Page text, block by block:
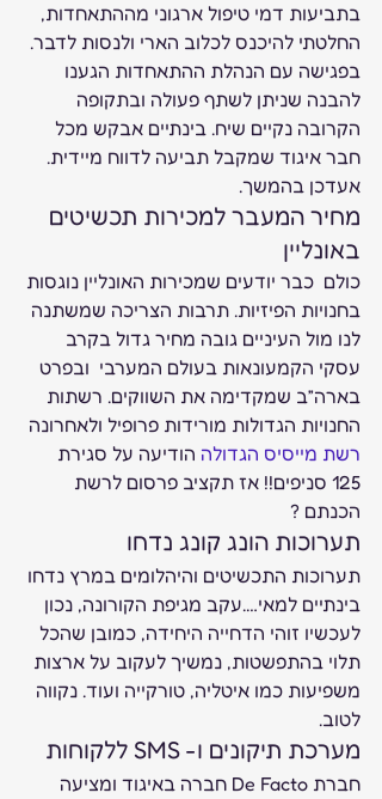
בתביעות דמי טיפול ארגוני מההתאחדות,
החלטתי להיכנס לכלוב הארי ולנסות לדבר.
בפגישה עם הנהלת ההתאחדות הגענו
להבנה שניתן לשתף פעולה ובתקופה
הקרובה נקיים שיח. בינתיים אבקש מכל
חבר איגוד שמקבל תביעה לדווח מיידית.
אעדכן בהמשך.
מחיר המעבר למכירות תכשיטים
באונליין
כולם  כבר יודעים שמכירות האונליין נוגסות
בחנויות הפיזיות. תרבות הצריכה שמשתנה
לנו מול העיניים גובה מחיר גדול בקרב
עסקי הקמעונאות בעולם המערבי  ובפרט
בארה”ב שמקדימה את השווקים. רשתות
החנויות הגדולות מורידות פרופיל ולאחרונה
רשת מייסיס הגדולה הודיעה על סגירת
125 סניפים!! אז תקציב פרסום לרשת
הכנתם ?
תערוכות הונג קונג נדחו
תערוכות התכשיטים והיהלומים במרץ נדחו
בינתיים למאי….עקב מגיפת הקורונה, נכון
לעכשיו זוהי הדחייה היחידה, כמובן שהכל
תלוי בהתפשטות, נמשיך לעקוב על ארצות
משפיעות כמו איטליה, טורקייה ועוד. נקווה
לטוב.
מערכת תיקונים ו- SMS ללקוחות
חברת De Facto חברה באיגוד ומציעה